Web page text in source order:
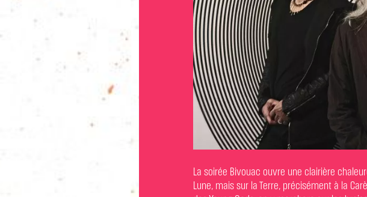
La soirée Bivouac ouvre une clairière
Lune, mais sur la Terre, précisément à la